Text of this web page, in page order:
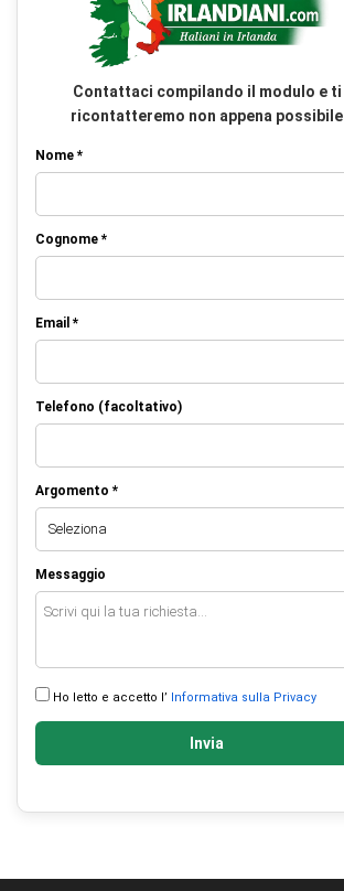
Contattaci compilando il modulo e ti
ricontatteremo non appena possibile
Nome *
Cognome *
Email *
Telefono (facoltativo)
Argomento *
Messaggio
Ho letto e accetto l’ Informativa sulla Privacy
Invia